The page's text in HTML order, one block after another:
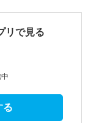
リで見る
る